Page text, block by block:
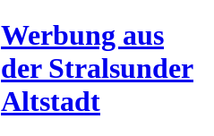
Werbung aus
der Stralsunder
Altstadt